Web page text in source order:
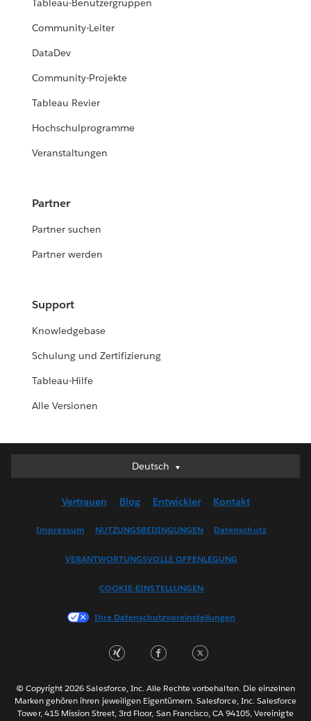
Tableau-Benutzergruppen
Community-Leiter
DataDev
Community-Projekte
Tableau Revier
Hochschulprogramme
Veranstaltungen
Partner
Partner suchen
Partner werden
Support
Knowledgebase
Schulung und Zertifizierung
Tableau-Hilfe
Alle Versionen
Deutsch
Deutsch
English (US)
Français (France)
한국어
Português
ไทย
简体中文
Vertrauen Blog Entwickler Kontakt
Impressum NUTZUNGSBEDINGUNGEN Datenschutz
VERANTWORTUNGSVOLLE OFFENLEGUNG
COOKIE-EINSTELLUNGEN
Ihre Datenschutzvoreinstellungen
© Copyright 2026 Salesforce, Inc. Alle Rechte vorbehalten. Die einzelnen
Marken gehören ihren jeweiligen Eigentümern. Salesforce, Inc. Salesforce
Tower, 415 Mission Street, 3rd Floor, San Francisco, CA 94105, Vereinigte